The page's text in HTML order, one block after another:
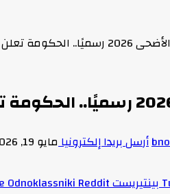
متتالية بقرار من رئيس الوزراء
أرسل بريدا إلكترونيا مايو 19, 2026
بينتيريست Odnoklassniki